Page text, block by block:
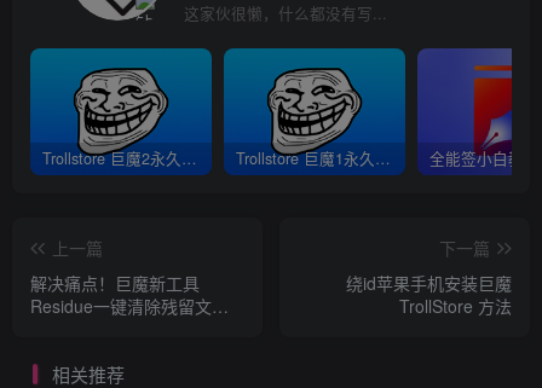
这家伙很懒，什么都没有写...
Trollstore 巨魔2永久签安装教程｜支持A8-A17 M1M2 iOS15.5-16.6.1 Trollstore 巨魔1永久签安装教程｜A8-A15 iOS14.0-15.4.1
上一篇
解决痛点！巨魔新工具
Residue一键清除残留文
下一篇
绕id苹果手机安装巨魔
TrollStore 方法
相关推荐